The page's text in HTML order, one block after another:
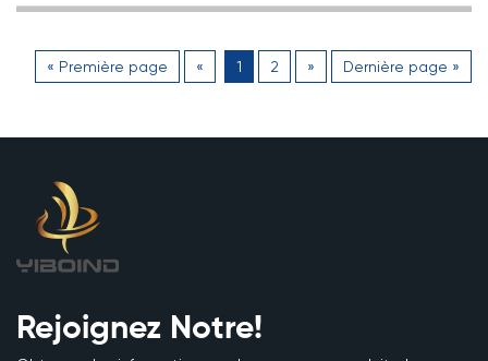
« Première page « 1 2 » Dernière page »
Rejoignez Notre!